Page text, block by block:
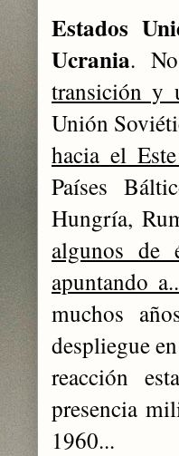
Estados
Ucrania.
transición y
Unión
hacia el
Países
Hungría,
algunos de
apuntando
muchos
despliegue
reacción
presencia
1960...